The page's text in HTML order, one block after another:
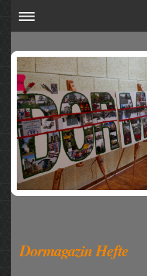
Dormagazin Hefte